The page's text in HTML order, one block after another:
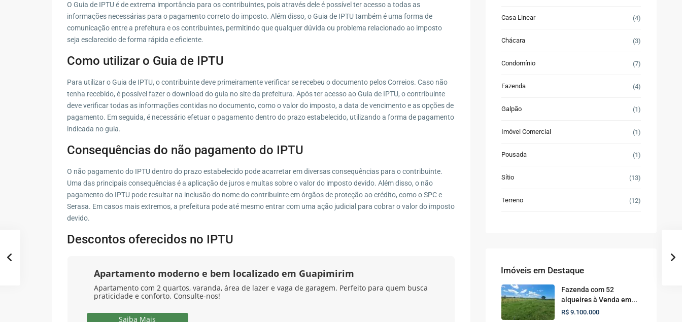
O Guia de IPTU é de extrema importância para os contribuintes, pois através dele é possível ter acesso a todas as
informações necessárias para o pagamento correto do imposto. Além disso, o Guia de IPTU também é uma forma de
comunicação entre a prefeitura e os contribuintes, permitindo que qualquer dúvida ou problema relacionado ao imposto
seja esclarecido de forma rápida e eficiente.
Como utilizar o Guia de IPTU
Para utilizar o Guia de IPTU, o contribuinte deve primeiramente verificar se recebeu o documento pelos Correios. Caso não
tenha recebido, é possível fazer o download do guia no site da prefeitura. Após ter acesso ao Guia de IPTU, o contribuinte
deve verificar todas as informações contidas no documento, como o valor do imposto, a data de vencimento e as opções de
pagamento. Em seguida, é necessário efetuar o pagamento dentro do prazo estabelecido, utilizando a forma de pagamento
indicada no guia.
Consequências do não pagamento do IPTU
O não pagamento do IPTU dentro do prazo estabelecido pode acarretar em diversas consequências para o contribuinte.
Uma das principais consequências é a aplicação de juros e multas sobre o valor do imposto devido. Além disso, o não
pagamento do IPTU pode resultar na inclusão do nome do contribuinte em órgãos de proteção ao crédito, como o SPC e
Serasa. Em casos mais extremos, a prefeitura pode até mesmo entrar com uma ação judicial para cobrar o valor do imposto
devido.
Descontos oferecidos no IPTU
Apartamento moderno e bem localizado em Guapimirim
Apartamento com 2 quartos, varanda, área de lazer e vaga de garagem. Perfeito para quem busca
praticidade e conforto. Consulte-nos!
Saiba Mais
Casa Linear (4)
Chácara (3)
Condomínio (7)
Fazenda (4)
Galpão (1)
Imóvel Comercial (1)
Pousada (1)
Sítio (13)
Terreno (12)
Imóveis em Destaque
Fazenda com 52
alqueires à Venda em...
R$ 9.100.000